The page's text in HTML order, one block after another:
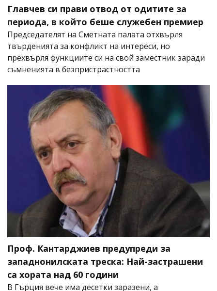
Главчев си прави отвод от одитите за
периода, в който беше служебен премиер
Председателят на Сметната палата отхвърля
твърденията за конфликт на интереси, но
прехвърля функциите си на свой заместник заради
съмненията в безпристрастността
Проф. Кантарджиев предупреди за
западнонилската треска: Най-застрашени
са хората над 60 години
В Гърция вече има десетки заразени, а